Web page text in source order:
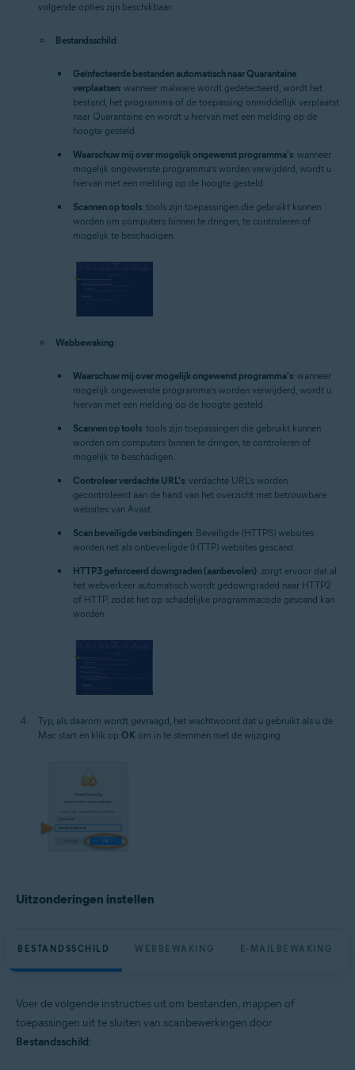
volgende opties zijn beschikbaar:
Bestandsschild:
Geïnfecteerde bestanden automatisch naar Quarantaine
verplaatsen: wanneer malware wordt gedetecteerd, wordt het
bestand, het programma of de toepassing onmiddellijk verplaatst
naar Quarantaine en wordt u hiervan met een melding op de
hoogte gesteld.
Waarschuw mij over mogelijk ongewenst programma's: wanneer
mogelijk ongewenste programma’s worden verwijderd, wordt u
hiervan met een melding op de hoogte gesteld.
Scannen op tools: tools zijn toepassingen die gebruikt kunnen
worden om computers binnen te dringen, te controleren of
mogelijk te beschadigen.
Webbewaking:
Waarschuw mij over mogelijk ongewenst programma's: wanneer
mogelijk ongewenste programma’s worden verwijderd, wordt u
hiervan met een melding op de hoogte gesteld.
Scannen op tools: tools zijn toepassingen die gebruikt kunnen
worden om computers binnen te dringen, te controleren of
mogelijk te beschadigen.
Controleer verdachte URL's: verdachte URL's worden
gecontroleerd aan de hand van het overzicht met betrouwbare
websites van Avast.
Scan beveiligde verbindingen: Beveiligde (HTTPS) websites
worden net als onbeveiligde (HTTP) websites gescand.
HTTP3 geforceerd downgraden (aanbevolen): zorgt ervoor dat al
het webverkeer automatisch wordt gedowngraded naar HTTP2
of HTTP, zodat het op schadelijke programmacode gescand kan
worden.
Typ, als daarom wordt gevraagd, het wachtwoord dat u gebruikt als u de
Mac start en klik op OK om in te stemmen met de wijziging.
Uitzonderingen instellen
BESTANDSSCHILD WEBBEWAKING E-MAILBEWAKING
Voer de volgende instructies uit om bestanden, mappen of
toepassingen uit te sluiten van scanbewerkingen door
Bestandsschild: